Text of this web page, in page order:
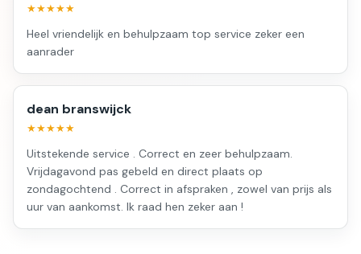
★★★★★
Heel vriendelijk en behulpzaam top service zeker een
aanrader
dean branswijck
★★★★★
Uitstekende service . Correct en zeer behulpzaam.
Vrijdagavond pas gebeld en direct plaats op
zondagochtend . Correct in afspraken , zowel van prijs als
uur van aankomst. Ik raad hen zeker aan !